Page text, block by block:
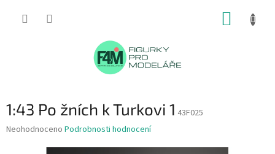
1:43 Po žních k Turkovi 1 43F025
Průměrné
Neohodnoceno Podrobnosti hodnocení